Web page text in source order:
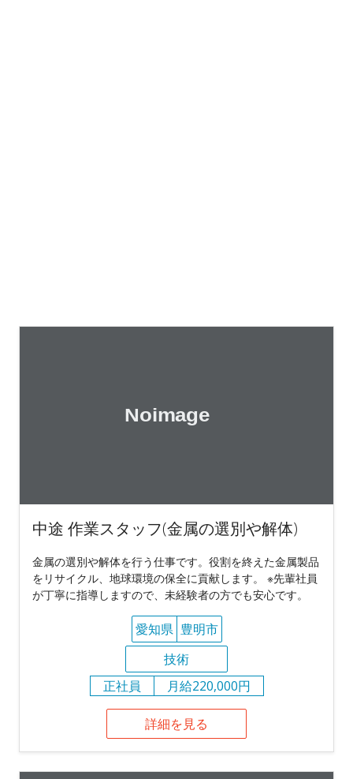
中途 作業スタッフ(金属の選別や解体)
金属の選別や解体を行う仕事です。役割を終えた金属製品
をリサイクル、地球環境の保全に貢献します。 ※先輩社員
が丁寧に指導しますので、未経験者の方でも安心です。
愛知県 豊明市
技術
正社員
月給220,000円
詳細を見る